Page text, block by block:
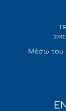
Mέσω του